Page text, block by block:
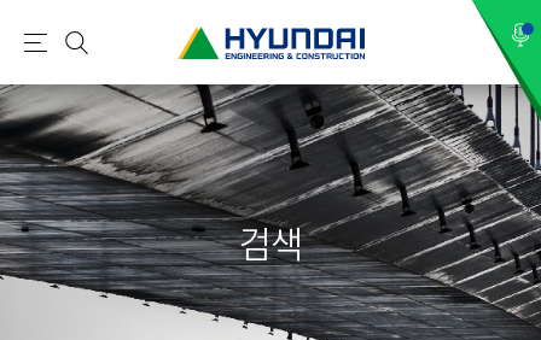
현
건
설
(
H
Y
U
N
메
뉴
검
색
검색